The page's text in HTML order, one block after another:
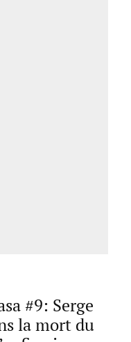
#9: Serge
la mort du